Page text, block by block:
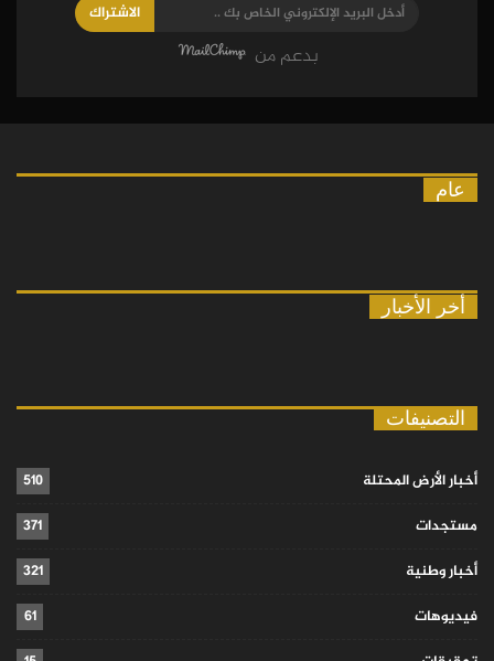
الاشتراك
بدعم من
عام
أخر الأخبار
التصنيفات
أخبار الأرض المحتلة
510
مستجدات
371
أخبار وطنية
321
فيديوهات
61